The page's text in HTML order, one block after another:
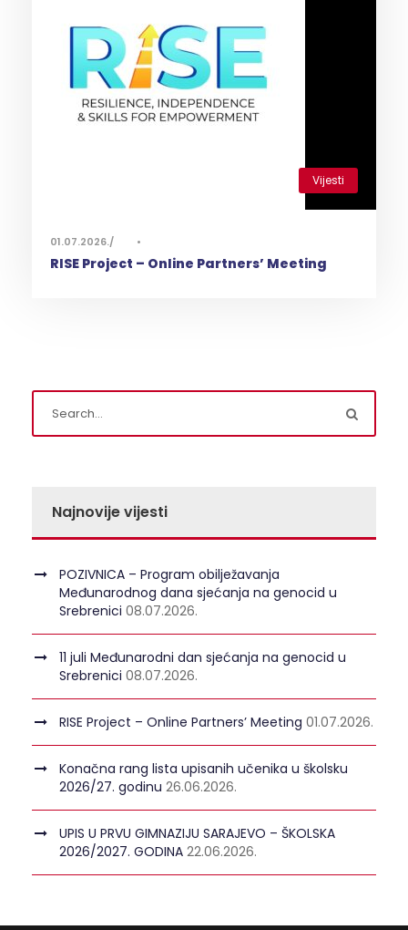
Vijesti
01.07.2026. •
RISE Project – Online Partners’ Meeting
Najnovije vijesti
POZIVNICA – Program obilježavanja
Međunarodnog dana sjećanja na genocid u
Srebrenici 08.07.2026.
11 juli Međunarodni dan sjećanja na genocid u
Srebrenici 08.07.2026.
RISE Project – Online Partners’ Meeting 01.07.2026.
Konačna rang lista upisanih učenika u školsku
2026/27. godinu 26.06.2026.
UPIS U PRVU GIMNAZIJU SARAJEVO – ŠKOLSKA
2026/2027. GODINA 22.06.2026.